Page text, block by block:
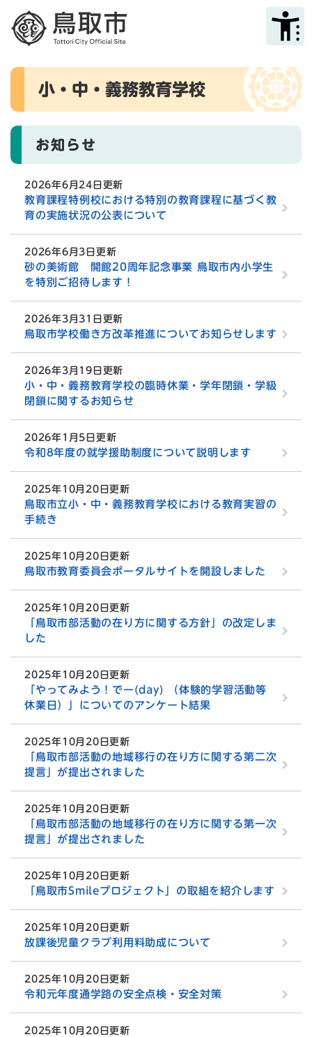
メニューを飛ばして本文へ
本
小・中・義務教育学校
お知らせ
2026年6月24日更新
教育課程特例校における特別の教育課程に基づく教
育の実施状況の公表について
2026年6月3日更新
砂の美術館 開館20周年記念事業 鳥取市内小学生
を特別ご招待します！
2026年3月31日更新
鳥取市学校働き方改革推進についてお知らせします
2026年3月19日更新
小・中・義務教育学校の臨時休業・学年閉鎖・学級
閉鎖に関するお知らせ
2026年1月5日更新
令和8年度の就学援助制度について説明します
2025年10月20日更新
鳥取市立小・中・義務教育学校における教育実習の
手続き
2025年10月20日更新
鳥取市教育委員会ポータルサイトを開設しました
2025年10月20日更新
「鳥取市部活動の在り方に関する方針」の改定しま
した
2025年10月20日更新
「やってみよう！でー(day) （体験的学習活動等
休業日）」についてのアンケート結果
2025年10月20日更新
「鳥取市部活動の地域移行の在り方に関する第二次
提言」が提出されました
2025年10月20日更新
「鳥取市部活動の地域移行の在り方に関する第一次
提言」が提出されました
2025年10月20日更新
「鳥取市Smileプロジェクト」の取組を紹介します
2025年10月20日更新
放課後児童クラブ利用料助成について
2025年10月20日更新
令和元年度通学路の安全点検・安全対策
2025年10月20日更新